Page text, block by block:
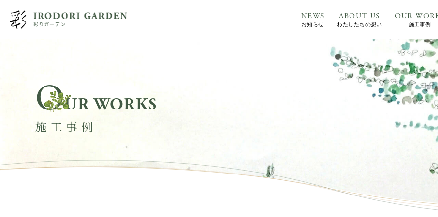
NEWS
お知らせ
ABOUT US
わたしたちの想い
OUR
施工事例
OUR WORKS
施工事例